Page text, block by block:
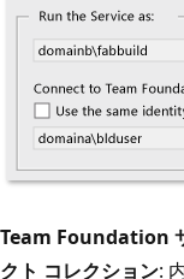
Team Foundation
クト コレクション: